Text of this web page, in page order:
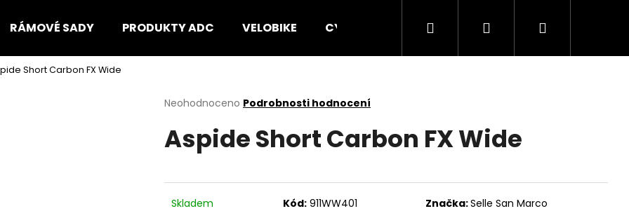
RÁMOVÉ SADY PRODUKTY ADC VELOBIKE CYCPLUS KOMPONENTY OBLEČENÍ
Hledat PřihlášeníNákupní
Short Carbon FX Wide
Průměrné
produktu
je
5
hvězdiček.
Neohodnoceno Podrobnosti hodnocení
Aspide Short Carbon FX Wide
Skladem Kód: 911WW401 Značka:Selle San Marco
Co potřebujete najít?
HLEDAT